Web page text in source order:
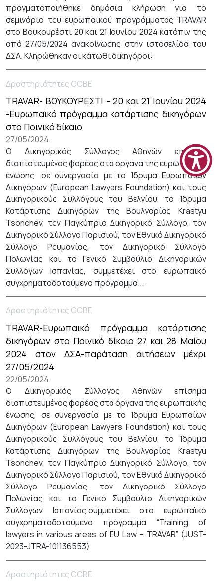
πραγματοποιήθηκε δημόσια κλήρωση για το
σεμινάριο του ευρωπαϊκού προγράμματος TRAVAR
στο Βουκουρέστι 20 και 21 Ιουνίου 2024 κατόπιν της
από 27/05/2024 ανακοίνωσης στην ιστοσελίδα του
ΔΣΑ. Κληρώθηκαν οι κάτωθι δικηγόροι:
Δραστηριότητες CCBE
TRAVAR- ΒΟΥΚΟΥΡΕΣΤΙ – 20 και 21 Ιουνίου 2024
-Ευρωπαϊκό πρόγραμμα κατάρτισης δικηγόρων
στο Ποινικό δίκαιο
27/05/2024
Ο Δικηγορικός Σύλλογος Αθηνών επίσημα
διαπιστευμένος φορέας στα όργανα της ευρωπαϊκής
ένωσης, σε συνεργασία με το Ίδρυμα Ευρωπαίων
Δικηγόρων (European Lawyers Foundation) και τους
Δικηγορικούς Συλλόγους του Βελγίου, το Ίδρυμα
Κατάρτισης Δικηγόρων της Βουλγαρίας Krastyu
Tsonchev, τον Παγκύπριο Δικηγορικό Σύλλογο, τον
Δικηγορικό Σύλλογο Παρισιού, τον Εθνικό Δικηγορικό
Σύλλογο Ρουμανίας, τον Δικηγορικό Σύλλογο
Πολωνίας και το Γενικό Συμβούλιο Δικηγορικών
Συλλόγων Ισπανίας, συμμετέχει στο ευρωπαϊκό
συγχρηματοδοτούμενο πρόγραμμα...
Δραστηριότητες CCBE
TRAVAR-Ευρωπαικό πρόγραμμα κατάρτισης
δικηγόρων στο Ποινικό δίκαιο 27 και 28 Μαίου
2024 στον ΔΣΑ-παράταση αιτήσεων μέχρι
27/05/2024
22/05/2024
Ο Δικηγορικός Σύλλογος Αθηνών επίσημα
διαπιστευμένος φορέας στα όργανα της ευρωπαϊκής
ένωσης, σε συνεργασία με το Ίδρυμα Ευρωπαίων
Δικηγόρων (European Lawyers Foundation) και τους
Δικηγορικούς Συλλόγους του Βελγίου, το Ίδρυμα
Κατάρτισης Δικηγόρων της Βουλγαρίας Krastyu
Tsonchev, τον Παγκύπριο Δικηγορικό Σύλλογο, τον
Δικηγορικό Σύλλογο Παρισιού, τον Εθνικό Δικηγορικό
Σύλλογο Ρουμανίας, τον Δικηγορικό Σύλλογο
Πολωνίας και το Γενικό Συμβούλιο Δικηγορικών
Συλλόγων Ισπανίας,συμμετέχει στο ευρωπαϊκό
συγχρηματοδοτούμενο πρόγραμμα “Training of
lawyers in various areas of EU Law – TRAVAR” (JUST-
2023-JTRA-101136553)
Δραστηριότητες CCBE